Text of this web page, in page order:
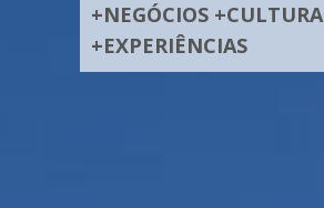
+NEGÓCIOS +CULTURA
+EXPERIÊNCIAS